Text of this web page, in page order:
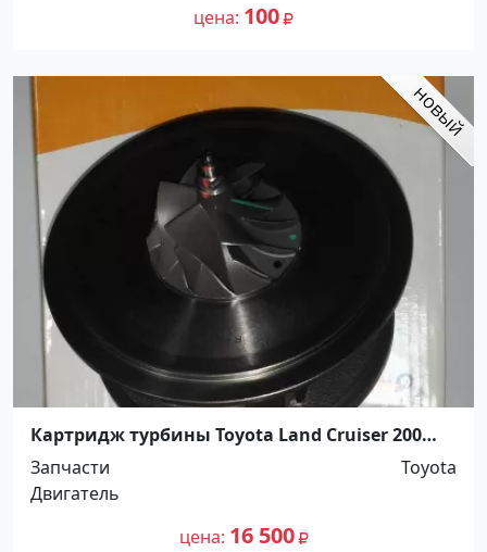
цена 100
Картридж турбины Toyota Land Cruiser 200
1VD-FTV RHV4 Краснодар
Запчасти
Toyota
Двигатель
цена 16 500